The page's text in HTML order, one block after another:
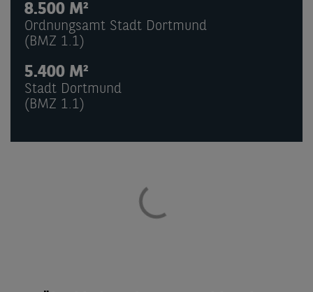
8.500 M²
Ordnungsamt Stadt Dortmund
(BMZ 1.1)
5.400 M²
Stadt Dortmund
(BMZ 1.1)